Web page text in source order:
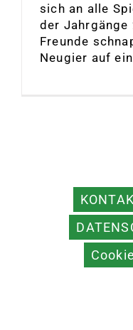
sich an alle
der Jahrgänge
Freunde
Neugier auf